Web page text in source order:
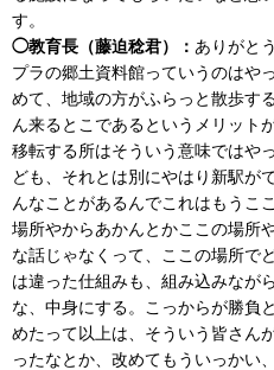
す。
◯教育長（藤迫稔君）： ありがと
プラの郷土資料館っていうのはや
めて、地域の方がふらっと散歩す
ん来るとこであるというメリット
移転する所はそういう意味ではや
ども、それとは別にやはり新駅が
んなことがあるんでこれはもうこ
場所やからあかんとかここの場所
な話じゃなくって、ここの場所で
は違った仕組みも、組み込みなが
な、中身にする。こっからが勝負
めたって以上は、そういう皆さん
ったなとか、改めてもういっかい